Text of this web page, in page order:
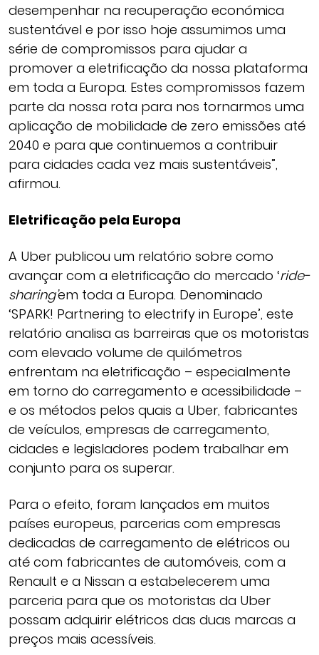
desempenhar na recuperação económica
sustentável e por isso hoje assumimos uma
série de compromissos para ajudar a
promover a eletrificação da nossa plataforma
em toda a Europa. Estes compromissos fazem
parte da nossa rota para nos tornarmos uma
aplicação de mobilidade de zero emissões até
2040 e para que continuemos a contribuir
para cidades cada vez mais sustentáveis”,
afirmou.
Eletrificação pela Europa
A Uber publicou um relatório sobre como
avançar com a eletrificação do mercado ‘ride-
sharing’em toda a Europa. Denominado
‘SPARK! Partnering to electrify in Europe’, este
relatório analisa as barreiras que os motoristas
com elevado volume de quilómetros
enfrentam na eletrificação – especialmente
em torno do carregamento e acessibilidade –
e os métodos pelos quais a Uber, fabricantes
de veículos, empresas de carregamento,
cidades e legisladores podem trabalhar em
conjunto para os superar.
Para o efeito, foram lançados em muitos
países europeus, parcerias com empresas
dedicadas de carregamento de elétricos ou
até com fabricantes de automóveis, com a
Renault e a Nissan a estabelecerem uma
parceria para que os motoristas da Uber
possam adquirir elétricos das duas marcas a
preços mais acessíveis.